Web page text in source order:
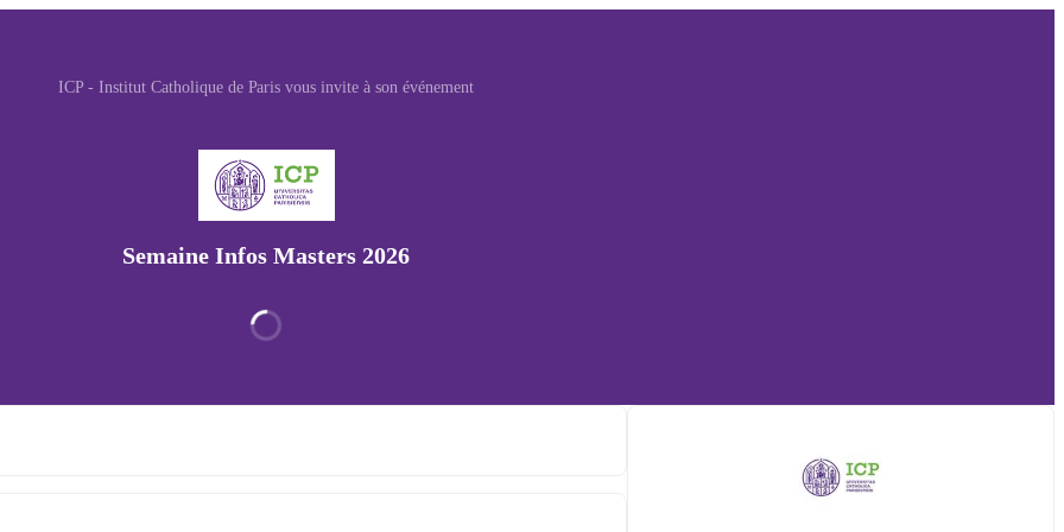
ICP - Institut Catholique de Paris vous invite à son événement
Semaine Infos Masters 2026